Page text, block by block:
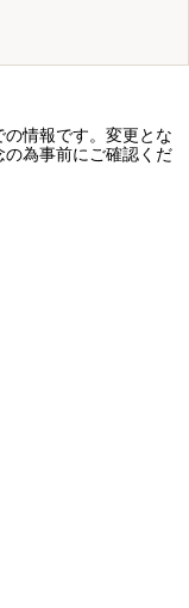
情報です。変更とな
為事前にご確認くだ